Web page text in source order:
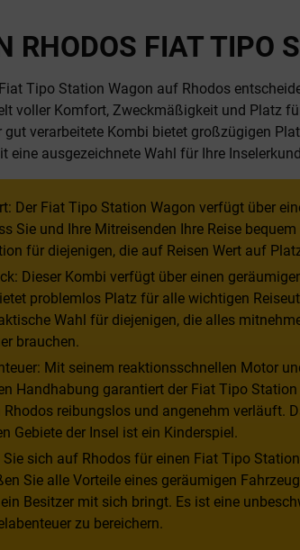
RHODOS FIAT TIPO
Tipo Station Wagon auf Rhodos
voller Komfort, Zweckmäßigkeit und Platz
gut verarbeitete Kombi bietet großzügigen
eine ausgezeichnete Wahl für Ihre
Der Fiat Tipo Station Wagon verfügt über
Sie und Ihre Mitreisenden Ihre Reise
für diejenigen, die auf Reisen Wert auf
Dieser Kombi verfügt über einen
problemlos Platz für alle wichtigen
Wahl für diejenigen, die alles
brauchen.
Mit seinem reaktionsschnellen Motor
Handhabung garantiert der Fiat Tipo
Rhodos reibungslos und angenehm verläuft.
Gebiete der Insel ist ein Kinderspiel.
sich auf Rhodos für einen Fiat Tipo
Sie alle Vorteile eines geräumigen
Besitzer mit sich bringt. Es ist eine
zu bereichern.